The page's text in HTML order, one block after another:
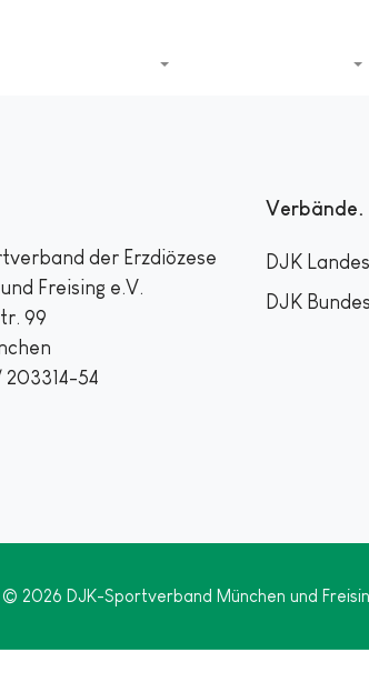
der Erzdiözese
Freising e.V.
99
203314-54
Verbände
DJK
DJK
2026 DJK-Sportverband München und